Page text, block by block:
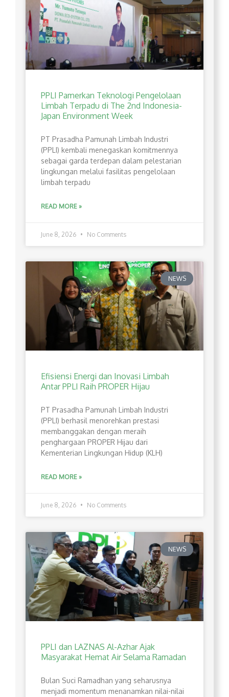
PPLI Pamerkan Teknologi Pengelolaan
Limbah Terpadu di The 2nd Indonesia-
Japan Environment Week
PT Prasadha Pamunah Limbah Industri
(PPLI) kembali menegaskan komitmennya
sebagai garda terdepan dalam pelestarian
lingkungan melalui fasilitas pengelolaan
limbah terpadu
READ MORE »
June 8, 2026 No Comments
NEWS
Efisiensi Energi dan Inovasi Limbah
Antar PPLI Raih PROPER Hijau
PT Prasadha Pamunah Limbah Industri
(PPLI) berhasil menorehkan prestasi
membanggakan dengan meraih
penghargaan PROPER Hijau dari
Kementerian Lingkungan Hidup (KLH)
READ MORE »
June 8, 2026 No Comments
NEWS
PPLI dan LAZNAS Al-Azhar Ajak
Masyarakat Hemat Air Selama Ramadan
Bulan Suci Ramadhan yang seharusnya
menjadi momentum menanamkan nilai-nilai